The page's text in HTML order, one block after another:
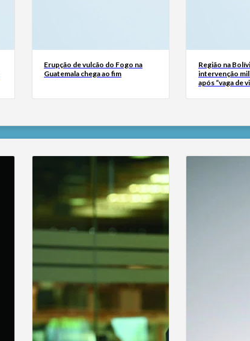
Erupção de vulcão do Fogo na
Guatemala chega ao fim
Região na
intervenção
após “vaga de